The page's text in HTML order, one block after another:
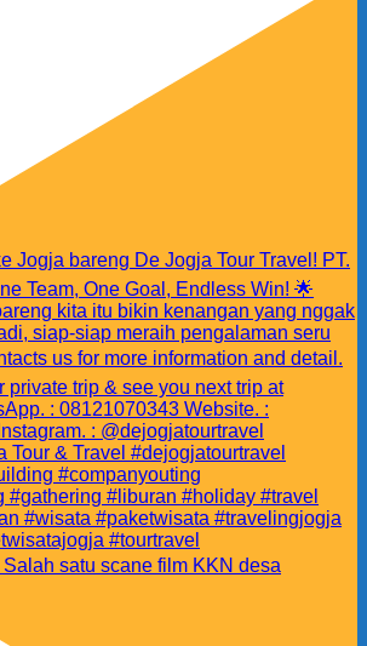
Salah satu scane film KKN desa